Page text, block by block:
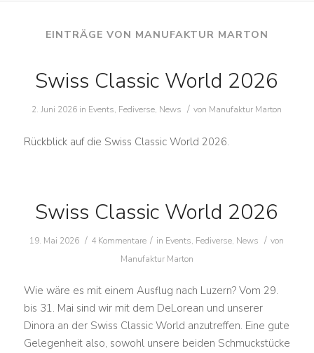
EINTRÄGE VON MANUFAKTUR MARTON
Swiss Classic World 2026
2. Juni 2026 in Events, Fediverse, News / von Manufaktur Marton
Rückblick auf die Swiss Classic World 2026.
Swiss Classic World 2026
19. Mai 2026 / 4 Kommentare / in Events, Fediverse, News / von
Manufaktur Marton
Wie wäre es mit einem Ausflug nach Luzern? Vom 29.
bis 31. Mai sind wir mit dem DeLorean und unserer
Dinora an der Swiss Classic World anzutreffen. Eine gute
Gelegenheit also, sowohl unsere beiden Schmuckstücke